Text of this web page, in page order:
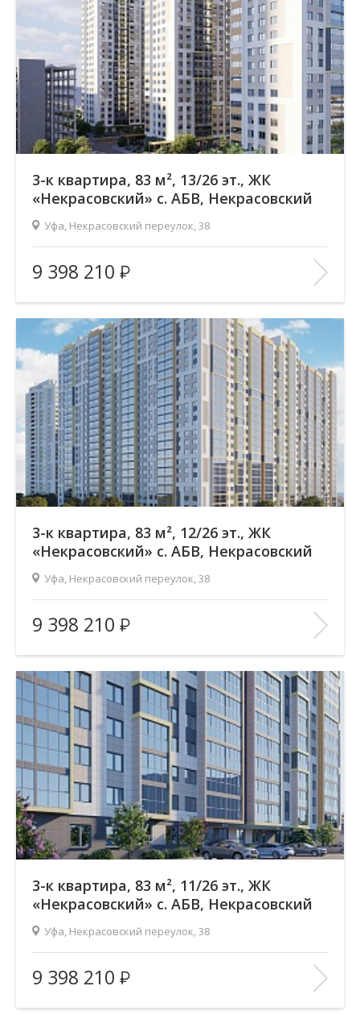
Отделка помещения:
без отделки
Год постройки дома:
—
В ИЗБРАННОЕ
3-к квартира, 83 м², 13/26 эт., ЖК
«Некрасовский» с. АБВ, Некрасовский
переулок
Уфа, Некрасовский переулок, 38
Жилой комплекс:
ЖК «Некрасовский» с. АБВ
Количество комнат:
3
Район:
Зеленая роща
Этажность:
Общая площадь:
83.17 м
Отделка помещения:
без отделки
Год постройки дома:
—
В ИЗБРАННОЕ
9 398 210
3-к квартира, 83 м², 12/26 эт., ЖК
«Некрасовский» с. АБВ, Некрасовский
переулок
Уфа, Некрасовский переулок, 38
Жилой комплекс:
ЖК «Некрасовский» с. АБВ
Количество комнат:
3
Район:
Зеленая роща
Этажность:
26
Общая площадь:
83.17 м 2
Отделка помещения:
без отделки
Год постройки дома:
—
В ИЗБРАННОЕ
9 398 210
3-к квартира, 83 м², 11/26 эт., ЖК
«Некрасовский» с. АБВ, Некрасовский
переулок
Уфа, Некрасовский переулок, 38
Жилой комплекс:
ЖК «Некрасовский» с. АБВ
Количество комнат:
3
Район:
Зеленая роща
9 398 210